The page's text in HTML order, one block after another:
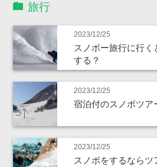
旅行
2023/12/25
スノボー旅行に行く
する？
2023/12/25
宿泊付のスノボツア
2023/12/25
スノボをするなら